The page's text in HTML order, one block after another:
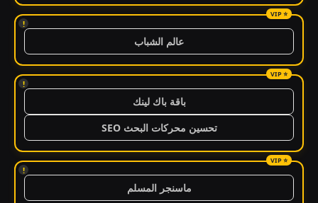
!
عالم الشباب
!
باقة باك لينك
تحسين محركات البحث SEO
!
ماسنجر المسلم